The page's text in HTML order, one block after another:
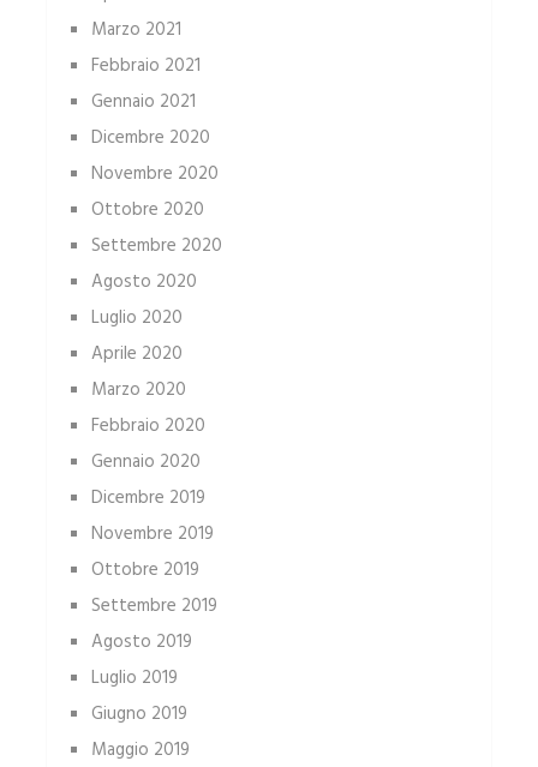
Marzo 2021
Febbraio 2021
Gennaio 2021
Dicembre 2020
Novembre 2020
Ottobre 2020
Settembre 2020
Agosto 2020
Luglio 2020
Aprile 2020
Marzo 2020
Febbraio 2020
Gennaio 2020
Dicembre 2019
Novembre 2019
Ottobre 2019
Settembre 2019
Agosto 2019
Luglio 2019
Giugno 2019
Maggio 2019